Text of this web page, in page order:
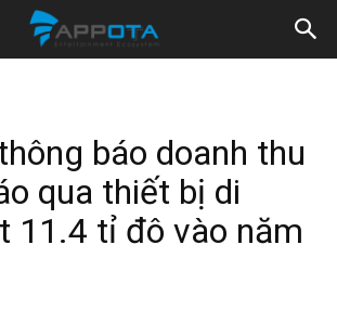
báo doanh thu
qua thiết bị di
11.4 tỉ đô vào năm